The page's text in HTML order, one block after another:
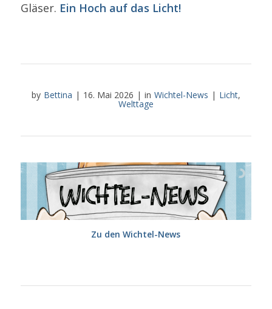
Gläser. Ein Hoch auf das Licht!
by Bettina | 16. Mai 2026 | in Wichtel-News | Licht,
Welttage
Zu den Wichtel-News